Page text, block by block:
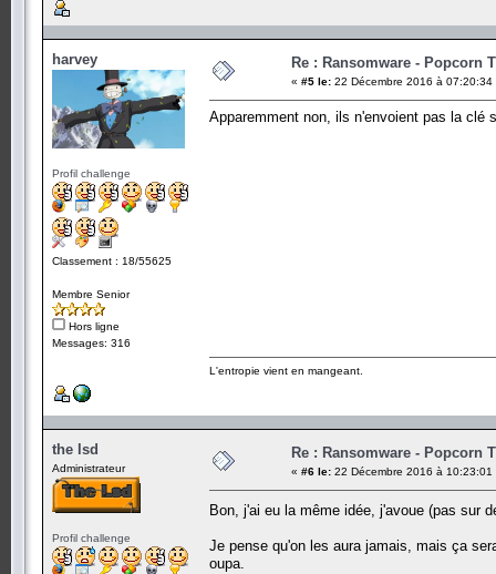
harvey
Profil challenge
Classement : 18/55625
Membre Senior
Hors ligne
Messages: 316
Re : Ransomware - Popcorn
« #5 le: 22 Décembre 2016 à 07:20:34
Apparemment non, ils n'envoient pas la clé
L'entropie vient en mangeant.
the lsd
Administrateur
Profil challenge
Re : Ransomware - Popcorn
« #6 le: 22 Décembre 2016 à 10:23:01
Bon, j'ai eu la même idée, j'avoue (pas sur
Je pense qu'on les aura jamais, mais ça
oupa.